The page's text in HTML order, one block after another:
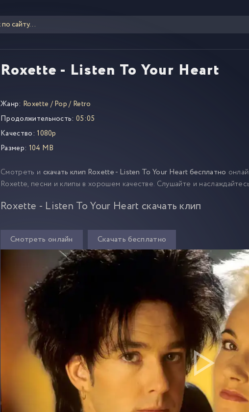
Roxette - Listen To Your Heart
Жанр: Roxette /Pop/ Retro
Продолжительность: 05:05
Качество: 1080p
Размер: 104 MB
Смотреть и скачать клип Roxette - Listen To Your Heart бесплатно
Roxette, песни и клипы в хорошем качестве. Слушайте и
Roxette - Listen To Your Heart скачать клип
Смотреть онлайн Скачать бесплатно